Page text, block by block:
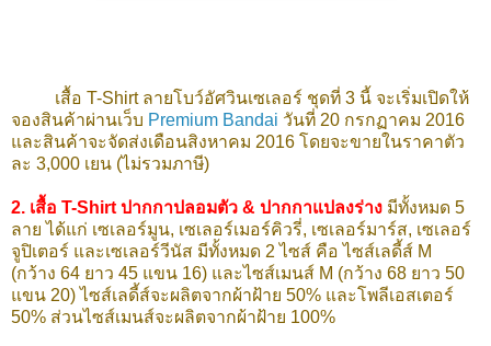
เสื้อ T-Shirt ลายโบว์อัศวินเซเลอร์ ชุดที่ 3 นี้ จะเริ่มเปิดให้
จองสินค้าผ่านเว็บ Premium Bandai วันที่ 20 กรกฏาคม 2016
และสินค้าจะจัดส่งเดือนสิงหาคม 2016 โดยจะขายในราคาตัว
ละ 3,000 เยน (ไม่รวมภาษี)
2. เสื้อ T-Shirt ปากกาปลอมตัว & ปากกาแปลงร่าง มีทั้งหมด 5
ลาย ได้แก่ เซเลอร์มูน, เซเลอร์เมอร์คิวรี่, เซเลอร์มาร์ส, เซเลอร์
จูปิเตอร์ และเซเลอร์วีนัส มีทั้งหมด 2 ไซส์ คือ ไซส์เลดี้ส์ M
(กว้าง 64 ยาว 45 แขน 16) และไซส์เมนส์ M (กว้าง 68 ยาว 50
แขน 20) ไซส์เลดี้ส์จะผลิตจากผ้าฝ้าย 50% และโพลีเอสเตอร์
50% ส่วนไซส์เมนส์จะผลิตจากผ้าฝ้าย 100%